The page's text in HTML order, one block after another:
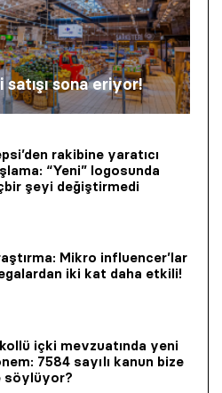
sona eriyor!
rakibine yaratıcı
“Yeni” logosunda
şeyi değiştirmedi
Mikro influencer’lar
iki kat daha etkili!
içki mevzuatında yeni
7584 sayılı kanun bize
söylüyor?